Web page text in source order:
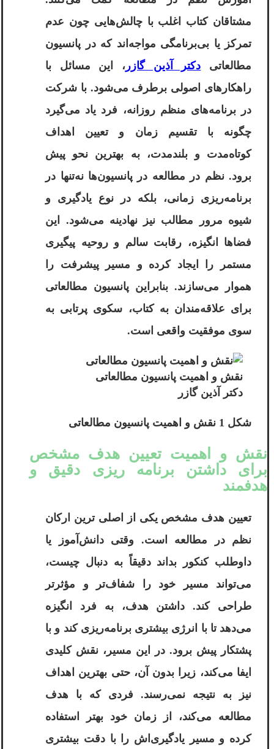
مشتاقان کتاب اغلب با چالش‌هایی چون عدم
تمرکز یا بی‌برنامگی مواجه‌اند که در پانسیون
مطالعاتی دکتر آذین گازر ، این مسائل با
راهکارهای اصولی برطرف می‌شود. با شرکت
در برنامه‌های منظم روزانه، فرد یاد می‌گیرد
چگونه با تقسیم زمان و تعیین اهداف
کوتاه‌مدت و بلندمدت، به بهترین نحو پیش
برود. نظم در مطالعه در پانسیون‌ها نه‌تنها در
برنامه‌ریزی زمانی، بلکه در نوع یادگیری و
شیوه مرور مطالب نیز نهادینه می‌شود. این
فضاها انگیزه، رقابت سالم و روحیه پیگیری
مستمر را ایجاد کرده و مسیر پیشرفت را
هموار می‌سازند. بنابراین پانسیون مطالعاتی
برای علاقه‌مندان به کتاب، سکوی پرتابی به
سوی موفقیت واقعی است.
نقش و اهمیت پانسیون مطالعاتی
دکتر آ‌‌ذین گازر
شکل 1 نقش و اهمیت پانسیون مطالعاتی
نقش و اهمیت تعیین هدف مشخص
برای داشتن برنامه‌ ریزی دقیق و
هدفمند
تعیین هدف مشخص یکی از اصلی ‌ترین ارکان
نظم در مطالعه است. وقتی دانش‌آموز یا
داوطلب کنکور بداند دقیقاً به دنبال چیست،
می‌تواند مسیر خود را شفاف‌تر و مؤثرتر
طراحی کند. داشتن هدف، به فرد انگیزه
می‌دهد تا با انرژی بیشتری برنامه‌ریزی کند و با
پشتکار پیش برود. در این مسیر، نقش کلیدی
ایفا می‌کند، زیرا بدون آن، حتی بهترین اهداف
نیز به نتیجه نمی‌رسند. فردی که با هدف
مطالعه می‌کند، از زمان خود بهتر استفاده
کرده و مسیر یادگیری‌اش را با دقت بیشتری